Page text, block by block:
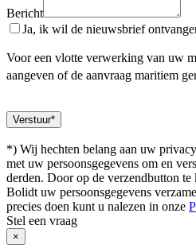
Bericht
Ja, ik wil de nieuwsbrief
Voor een vlotte verwerking van uw
aangeven of de aanvraag maritiem
*) Wij hechten belang aan uw
met uw persoonsgegevens om en
derden. Door op de verzendbutton
Bolidt uw persoonsgegevens
precies doen kunt u nalezen in onze
Stel een vraag
×